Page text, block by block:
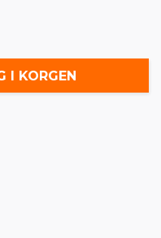
I KORGEN